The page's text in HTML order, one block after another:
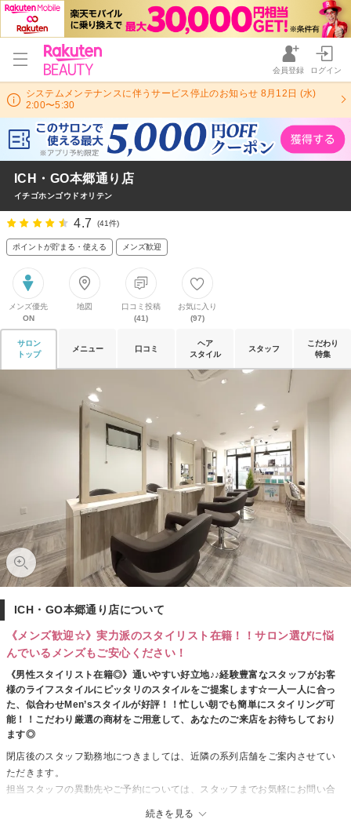
会員登録 ログイン
システムメンテナンスに伴うサービス停止のお知らせ 8月12日 (水)
2:00〜5:30
ICH・GO本郷通り店
イチゴホンゴウドオリテン
4.7 (41件)
ポイントが貯まる・使える メンズ歓迎
メンズ優先
ON
地図
口コミ投稿
(41)
お気に入り
(97)
サロン
トップ
メニュー 口コミ
ヘア
スタイル
スタッフ
こだわり
特集
ICH・GO本郷通り店について
《メンズ歓迎☆》実力派のスタイリスト在籍！！サロン選びに悩
んでいるメンズもご安心ください！
《男性スタイリスト在籍◎》通いやすい好立地♪♪経験豊富なスタッフがお客
様のライフスタイルにピッタリのスタイルをご提案します☆一人一人に合っ
た、似合わせMen’sスタイルが好評！！忙しい朝でも簡単にスタイリング可
能！！こだわり厳選の商材をご用意して、あなたのご来店をお待ちしており
ます◎
続きを見る
閉店後のスタッフ勤務地につきましては、近隣の系列店舗をご案内させてい
ただきます。
担当スタッフの異動先やご予約については、スタッフまでお気軽にお問い合